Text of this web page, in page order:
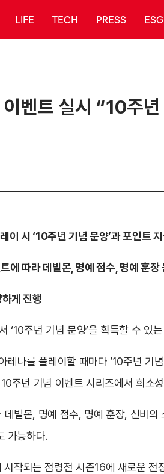
LIFE TECH PRESS ESG
이벤트 실시 “10주
이 시 ‘10주년 기념 문양’과 포인트
에 따라 데빌몬, 명예 점수, 명예 훈장
게 진행
‘10주년 기념 문양’을 획득할 수 있
나를 플레이할 때마다 ‘10주년 기
주년 기념 이벤트 시리즈에서 희소
빌몬, 명예 점수, 명예 훈장, 신비
가능하다.
작되는 점령전 시즌16에 새로운